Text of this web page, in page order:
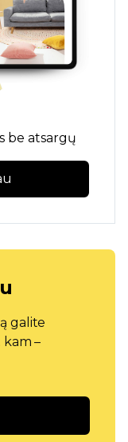
be atsargų
galite
–